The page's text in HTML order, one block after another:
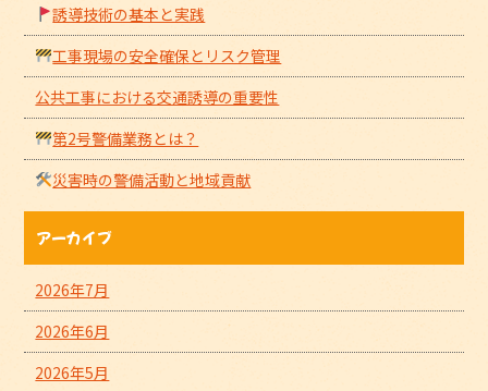
誘導技術の基本と実践
工事現場の安全確保とリスク管理
公共工事における交通誘導の重要性
第2号警備業務とは？
災害時の警備活動と地域貢献
アーカイブ
2026年7月
2026年6月
2026年5月